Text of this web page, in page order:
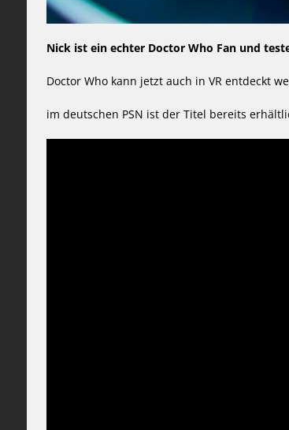
Nick ist ein echter Doctor Who Fan und
Doctor Who kann jetzt auch in VR entdeckt
im deutschen PSN ist der Titel bereits